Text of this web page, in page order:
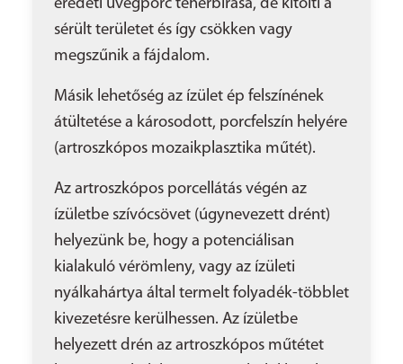
eredeti üvegporc teherbírása, de kitölti a
sérült területet és így csökken vagy
megszűnik a fájdalom.
Másik lehetőség az ízület ép felszínének
átültetése a károsodott, porcfelszín helyére
(artroszkópos mozaikplasztika műtét).
Az artroszkópos porcellátás végén az
ízületbe szívócsövet (úgynevezett drént)
helyezünk be, hogy a potenciálisan
kialakuló vérömleny, vagy az ízületi
nyálkahártya által termelt folyadék-többlet
kivezetésre kerülhessen. Az ízületbe
helyezett drén az artroszkópos műtétet